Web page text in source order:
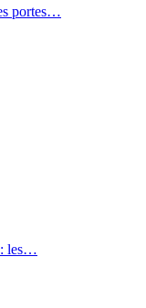
portes…
: les…